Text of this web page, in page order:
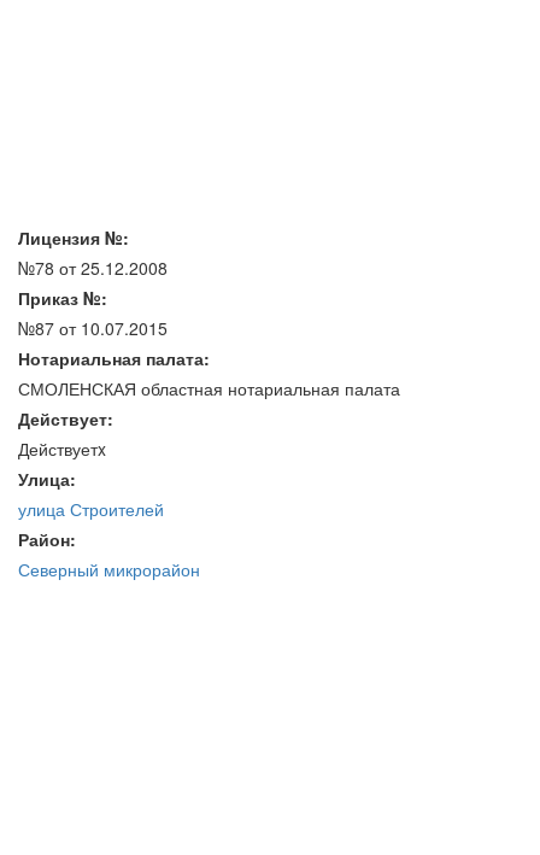
Лицензия №:
№78 от 25.12.2008
Приказ №:
№87 от 10.07.2015
Нотариальная палата:
СМОЛЕНСКАЯ областная нотариальная палата
Действует:
Действуетx
Улица:
улица Строителей
Район:
Северный микрорайон